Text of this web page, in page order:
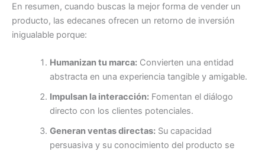
En resumen, cuando buscas la mejor forma de vender un
producto, las edecanes ofrecen un retorno de inversión
inigualable porque:
Humanizan tu marca:Convierten una entidad
abstracta en una experiencia tangible y amigable.
Impulsan la interacción:Fomentan el diálogo
directo con los clientes potenciales.
Generan ventas directas:Su capacidad
persuasiva y su conocimiento del producto se